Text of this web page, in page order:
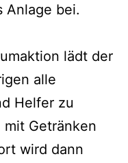
Anlage bei.
lädt der
alle
Helfer zu
Getränken
wird dann